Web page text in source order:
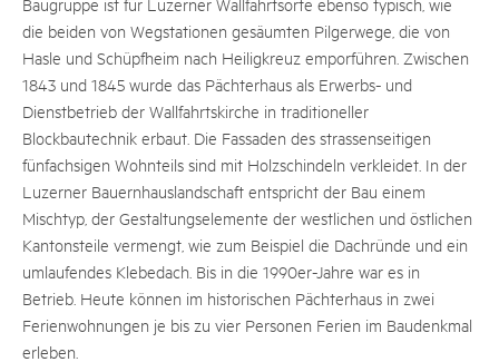
die beiden von Wegstationen gesäumten Pilgerwege, die von
Hasle und Schüpfheim nach Heiligkreuz emporführen. Zwischen
1843 und 1845 wurde das Pächterhaus als Erwerbs- und
Dienstbetrieb der Wallfahrtskirche in traditioneller
Blockbautechnik erbaut. Die Fassaden des strassenseitigen
fünfachsigen Wohnteils sind mit Holzschindeln verkleidet. In der
Luzerner Bauernhauslandschaft entspricht der Bau einem
Mischtyp, der Gestaltungselemente der westlichen und östlichen
Kantonsteile vermengt, wie zum Beispiel die Dachründe und ein
umlaufendes Klebedach. Bis in die 1990er-Jahre war es in
Betrieb. Heute können im historischen Pächterhaus in zwei
Ferienwohnungen je bis zu vier Personen Ferien im Baudenkmal
erleben.